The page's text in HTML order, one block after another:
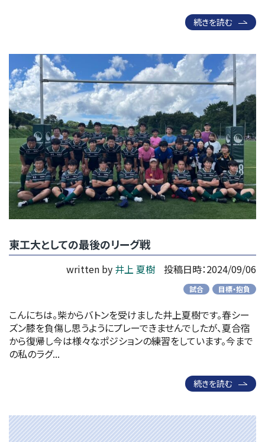
続きを読む
東工大としての最後のリーグ戦
written by 井上 夏樹 投稿日時：2024/09/06
試合 目標・抱負
こんにちは。柴からバトンを受けました井上夏樹です。春シー
ズン膝を負傷し思うようにプレーできませんでしたが、夏合宿
から復帰し今は様々なポジションの練習をしています。今まで
の私のラグ...
続きを読む